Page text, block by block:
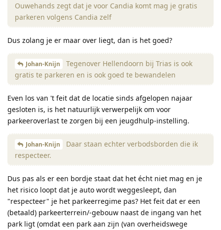
Ouwehands zegt dat je voor Candia komt mag je gratis
parkeren volgens Candia zelf
Dus zolang je er maar over liegt, dan is het goed?
Johan-Knijn
Tegenover Hellendoorn bij Trias is ook
gratis te parkeren en is ook goed te bewandelen
Even los van 't feit dat de locatie sinds afgelopen najaar
gesloten is, is het natuurlijk verwerpelijk om voor
parkeeroverlast te zorgen bij een jeugdhulp-instelling.
Johan-Knijn
Daar staan echter verbodsborden die ik
respecteer.
Dus pas als er een bordje staat dat het écht niet mag en je
het risico loopt dat je auto wordt weggesleept, dan
"respecteer" je het parkeerregime pas? Het feit dat er een
(betaald) parkeerterrein/-gebouw naast de ingang van het
park ligt (omdat een park aan zijn (van overheidswege